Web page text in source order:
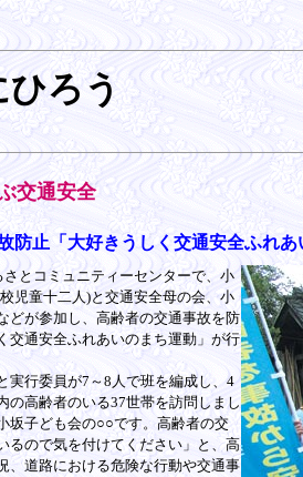
ろう
交通安全
防止「大好きうしく交通安全ふれ
とコミュニティーセンターで、小
児童十二人)と交通安全母の会、小
どが参加し、高齢者の交通事故を防
交通安全ふれあいのまち運動」が行
行委員が7～8人で班を編成し、4
の高齢者のいる37世帯を訪問しまし
坂子ども会の○○です。高齢者の交
るので気を付けてください」と、高
、道路における危険な行動や交通事